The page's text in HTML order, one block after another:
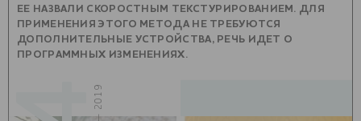
ЕЕ НАЗВАЛИ СКОРОСТНЫМ ТЕКСТУРИРОВАНИЕМ. ДЛЯ
ПРИМЕНЕНИЯ ЭТОГО МЕТОДА НЕ ТРЕБУЮТСЯ
ДОПОЛНИТЕЛЬНЫЕ УСТРОЙСТВА, РЕЧЬ ИДЕТ О
ПРОГРАММНЫХ ИЗМЕНЕНИЯХ.